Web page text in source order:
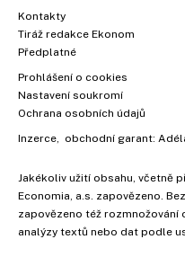
Kontakty
Tiráž redakce Ekonom
Předplatné
Prohlášení o cookies
Nastavení soukromí
Ochrana osobních údajů
Inzerce , obchodní garant:
Jakékoliv užití obsahu, včetně
Economia, a.s. zapovězeno.
zapovězeno též
analýzy textů nebo dat podle